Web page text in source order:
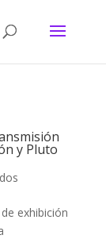
y Pluto
exhibición